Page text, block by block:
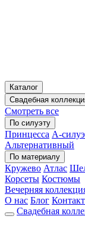
Каталог
Свадебная
Смотреть все
По силуэту
Принцесса А-
Альтернативный
По материалу
Кружево Атлас
Корсеты Костюмы
Вечерняя
О нас Блог
Свадебная